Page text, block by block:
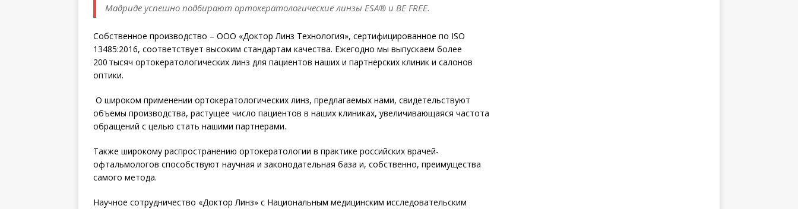
Мадриде успешно подбирают ортокератологические линзы ESA® и BE FREE.
Собственное производство – ООО «Доктор Линз Технология», сертифицированное по ISO
13485:2016, соответствует высоким стандартам качества. Ежегодно мы выпускаем более
200 тысяч ортокератологических линз для пациентов наших и партнерских клиник и салонов
оптики.
О широком применении ортокератологических линз, предлагаемых нами, свидетельствуют
объемы производства, растущее число пациентов в наших клиниках, увеличивающаяся частота
обращений с целью стать нашими партнерами.
Также широкому распространению ортокератологии в практике российских врачей-
офтальмологов способствуют научная и законодательная база и, собственно, преимущества
самого метода.
Научное сотрудничество «Доктор Линз» с Национальным медицинским исследовательским